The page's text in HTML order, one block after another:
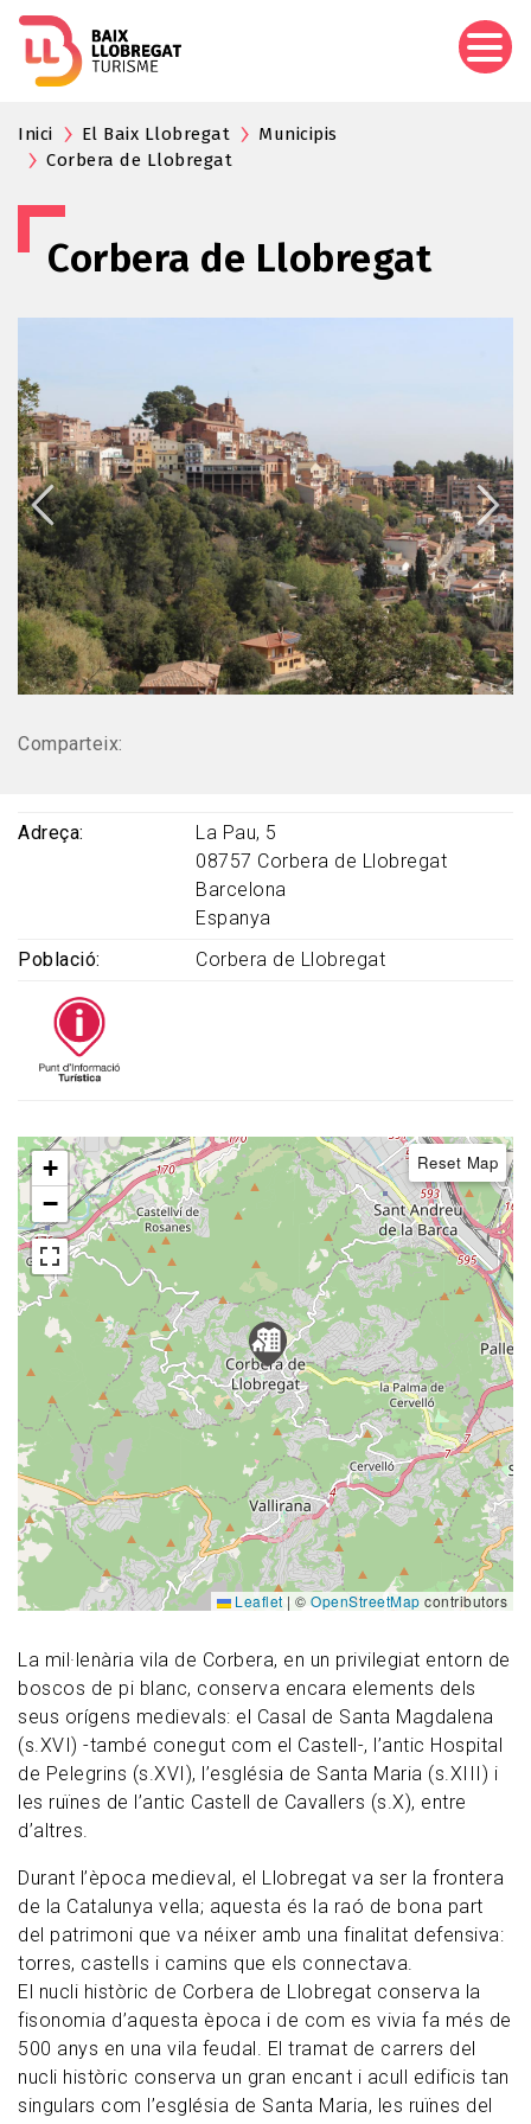
Inici El Baix Llobregat
Municipis
Corbera de Llobregat
Corbera de Llobregat
Comparteix:
La mil·lenària vila de Corbera, en un privilegiat entorn de
boscos de pi blanc, conserva encara elements dels
seus orígens medievals: el Casal de Santa Magdalena
(s.XVI) -també conegut com el Castell-, l’antic Hospital
de Pelegrins (s.XVI), l’església de Santa Maria (s.XIII) i
les ruïnes de l’antic Castell de Cavallers (s.X), entre
d’altres.
Durant l’època medieval, el Llobregat va ser la frontera
de la Catalunya vella; aquesta és la raó de bona part
del patrimoni que va néixer amb una finalitat defensiva:
torres, castells i camins que els connectava.
El nucli històric de Corbera de Llobregat conserva la
fisonomia d’aquesta època i de com es vivia fa més de
500 anys en una vila feudal. El tramat de carrers del
nucli històric conserva un gran encant i acull edificis tan
singulars com l’església de Santa Maria, les ruïnes del
Adreça
La Pau, 5
08757 Corbera de Llobregat
Barcelona
Espanya
Població
Corbera de Llobregat
+
−
Reset Map
Leaflet | © OpenStreetMap contributors